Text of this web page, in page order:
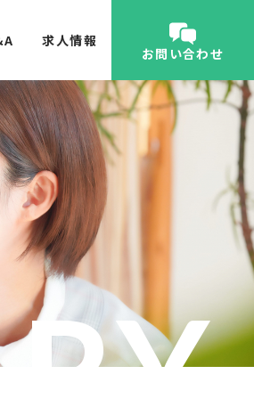
求人情報
お問い合わせ